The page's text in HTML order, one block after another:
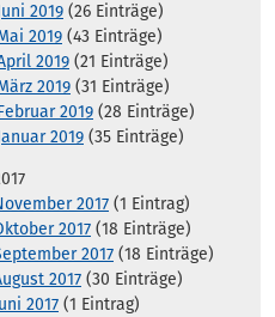
2019 (26 Einträge)
2019 (43 Einträge)
2019 (21 Einträge)
2019 (31 Einträge)
2019 (28 Einträge)
2019 (35 Einträge)
2017 (1 Eintrag)
2017 (18 Einträge)
2017 (18 Einträge)
2017 (30 Einträge)
2017 (1 Eintrag)